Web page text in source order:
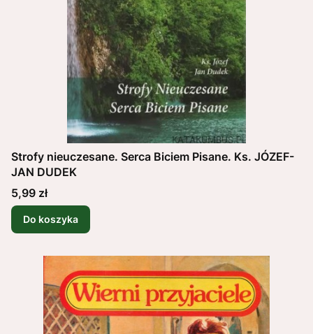
Strofy nieuczesane. Serca Biciem Pisane. Ks. JÓZEF-
JAN DUDEK
Cena
5,99 zł
Do koszyka